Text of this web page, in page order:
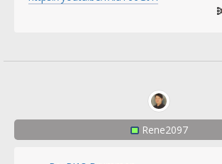
Rene2097